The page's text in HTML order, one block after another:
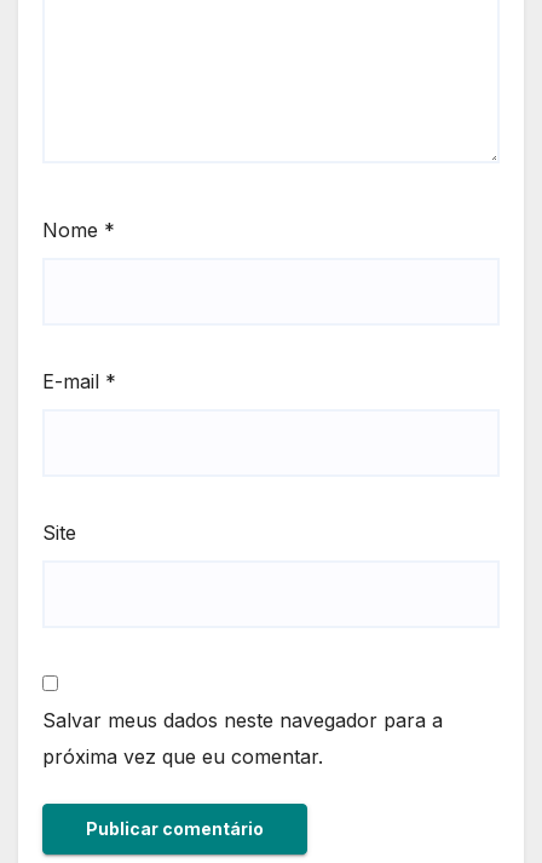
Nome *
E-mail *
Site
Salvar meus dados neste navegador para a
próxima vez que eu comentar.